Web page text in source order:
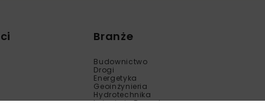
Branże
Budownictwo
Drogi
Energetyka
Geoinżynieria
Hydrotechnika
Inżynieria Bezwykopowa